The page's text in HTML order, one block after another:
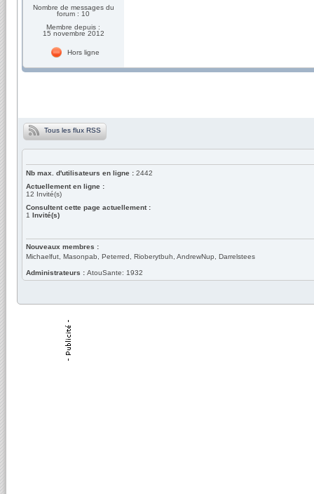
Nombre de messages du
forum : 10
Membre depuis :
15 novembre 2012
Hors ligne
Tous les flux RSS
Nb max. d'utilisateurs en ligne : 2442
Actuellement en ligne :
12 Invité(s)
Consultent cette page actuellement :
1 Invité(s)
Nouveaux membres :
Michaelfut, Masonpab, Peterred, Rioberytbuh, AndrewNup, Darrelstees
Administrateurs : AtouSante: 1932